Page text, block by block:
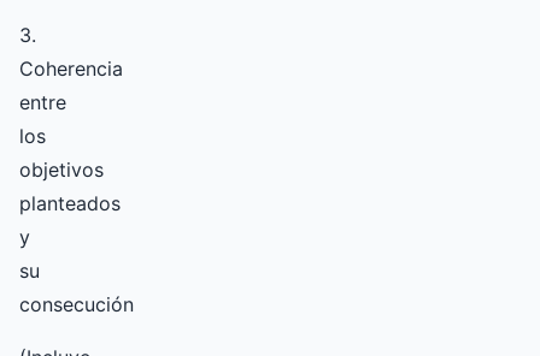
3.
Coherencia
entre
los
objetivos
planteados
y
su
consecución